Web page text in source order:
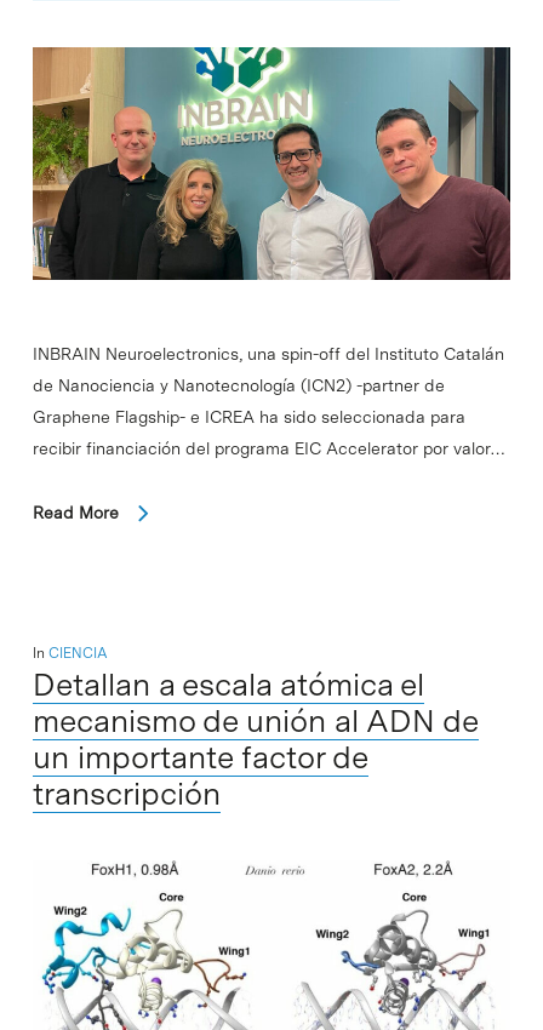
INBRAIN Neuroelectronics, una spin-off del Instituto Catalán
de Nanociencia y Nanotecnología (ICN2) -partner de
Graphene Flagship- e ICREA ha sido seleccionada para
recibir financiación del programa EIC Accelerator por valor…
Read More
In CIENCIA
Detallan a escala atómica el
mecanismo de unión al ADN de
un importante factor de
transcripción